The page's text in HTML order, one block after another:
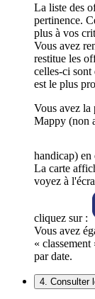
La liste des
pertinence.
plus à vos
Vous avez
restitue les
celles-ci sont
est le plus
Vous avez la
Mappy (non
handicap) en
La carte
voyez à
cliquez sur :
Vous avez
«
par date.
4. Consulter